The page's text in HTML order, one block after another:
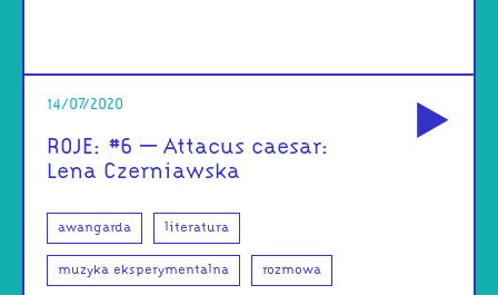
14/07/2020
ROJE: #6 – Attacus caesar:
Lena Czerniawska
awangarda literatura
muzyka eksperymentalna rozmowa